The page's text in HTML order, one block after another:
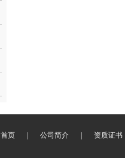
首页 公司简介 资质证书